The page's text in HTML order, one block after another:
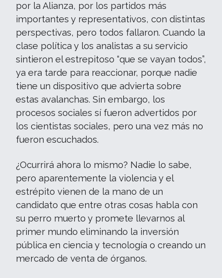
por la Alianza, por los partidos más
importantes y representativos, con distintas
perspectivas, pero todos fallaron. Cuando la
clase política y los analistas a su servicio
sintieron el estrepitoso “que se vayan todos”,
ya era tarde para reaccionar, porque nadie
tiene un dispositivo que advierta sobre
estas avalanchas. Sin embargo, los
procesos sociales sí fueron advertidos por
los cientistas sociales, pero una vez más no
fueron escuchados.
¿Ocurrirá ahora lo mismo? Nadie lo sabe,
pero aparentemente la violencia y el
estrépito vienen de la mano de un
candidato que entre otras cosas habla con
su perro muerto y promete llevarnos al
primer mundo eliminando la inversión
pública en ciencia y tecnología o creando un
mercado de venta de órganos.